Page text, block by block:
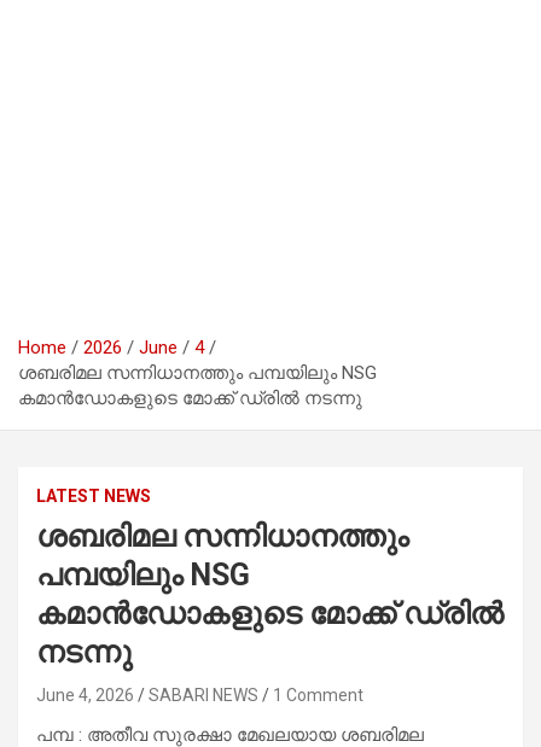
Home 2026 June
4
ശബരിമല സന്നിധാനത്തും പമ്പയിലും NSG
കമാൻഡോകളുടെ മോക്ക് ഡ്രിൽ നടന്നു
LATEST NEWS
ശബരിമല സന്നിധാനത്തും
പമ്പയിലും NSG
കമാൻഡോകളുടെ മോക്ക് ഡ്രിൽ
നടന്നു
June 4, 2026 SABARI NEWS 1 Comment
പമ്പ : അതീവ സുരക്ഷാ മേഖലയായ ശബരിമല